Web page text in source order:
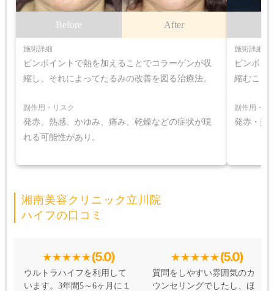
Before After
施術詳細
ピンポイントで熱を加えることでコラーゲンが収
縮し、それによってたるみの改善を図る治療法。
副作用・リスク
発赤、熱感、かゆみ、痛み、乾燥などの症状が現
れる可能性があり。
施術詳細
ピンポイ
縮むこと
副作用・リ
発赤・熱
湘南美容クリニック立川院
ハイフの口コミ
(5.0)
ウルトラハイフを利用して
います。3年間5～6ヶ月に１
(5.0)
質問をしやすい雰囲気のカ
ウンセリングでしたし、ほ